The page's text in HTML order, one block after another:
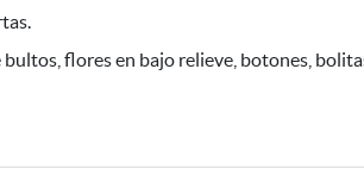
flores en bajo relieve, botones,